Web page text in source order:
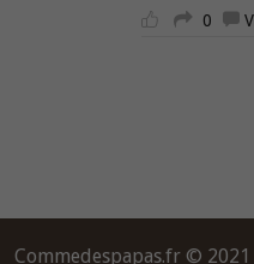
0
Commedespapas.fr ©